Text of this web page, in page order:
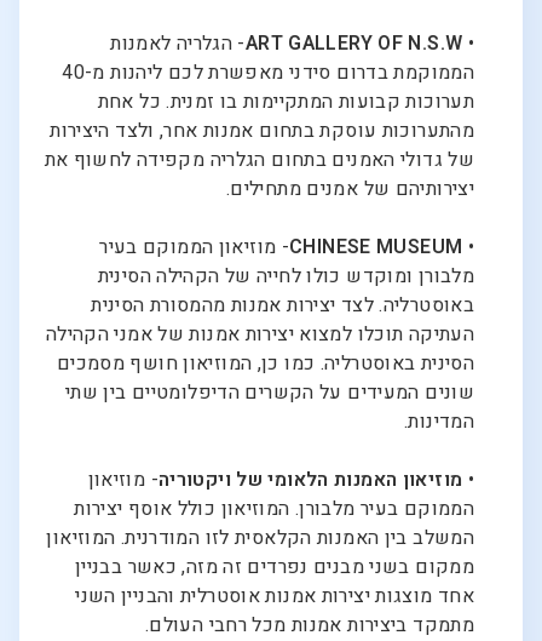
•
ART GALLERY OF N.S.W- הגלריה לאמנות
הממוקמת בדרום סידני מאפשרת לכם ליהנות מ-40
תערוכות קבועות המתקיימות בו זמנית. כל אחת
מהתערוכות עוסקת בתחום אמנות אחר, ולצד היצירות
של גדולי האמנים בתחום הגלריה מקפידה לחשוף את
יצירותיהם של אמנים מתחילים.
•
- מוזיאון הממוקם בעיר
מלבורן ומוקדש כולו לחייה של הקהילה הסינית
באוסטרליה. לצד יצירות אמנות מהמסורת הסינית
העתיקה תוכלו למצוא יצירות אמנות של אמני הקהילה
הסינית באוסטרליה. כמו כן, המוזיאון חושף מסמכים
שונים המעידים על הקשרים הדיפלומטיים בין שתי
המדינות.
• מוזיאון האמנות הלאומי של ויקטוריה- מוזיאון
הממוקם בעיר מלבורן. המוזיאון כולל אוסף יצירות
המשלב בין האמנות הקלאסית לזו המודרנית. המוזיאון
ממקום בשני מבנים נפרדים זה מזה, כאשר בבניין
אחד מוצגות יצירות אמנות אוסטרלית והבניין השני
מתמקד ביצירות אמנות מכל רחבי העולם.